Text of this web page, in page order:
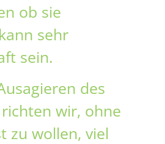
ob sie
sehr
sein.
des
wir, ohne
zu wollen, viel